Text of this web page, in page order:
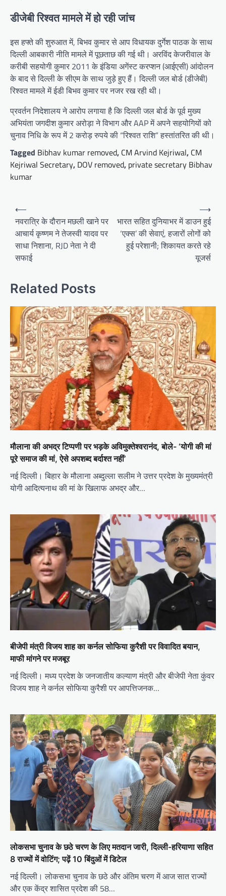
डीजेबी रिश्वत मामले में हो रही जांच
इस हफ्ते की शुरुआत में, बिभव कुमार से आप विधायक दुर्गेश पाठक के साथ
दिल्ली आबकारी नीति मामले में पूछताछ की गई थी। अरविंद केजरीवाल के
करीबी सहयोगी कुमार 2011 के इंडिया अगेंस्ट करप्शन (आईएसी) आंदोलन
के बाद से दिल्ली के सीएम के साथ जुड़े हुए हैं। दिल्ली जल बोर्ड (डीजेबी)
रिश्वत मामले में ईडी बिभव कुमार पर नजर रख रही थी।
प्रवर्तन निदेशालय ने आरोप लगाया है कि दिल्ली जल बोर्ड के पूर्व मुख्य
अभियंता जगदीश कुमार अरोड़ा ने विभाग और AAP में अपने सहयोगियों को
चुनाव निधि के रूप में 2 करोड़ रुपये की “रिश्वत राशि” हस्तांतरित की थी।
Tagged Bibhav kumar removed, CM Arvind Kejriwal, CM
Kejriwal Secretary, DOV removed, private secretary Bibhav
kumar
Post
navigation
⟵
नवरात्रि के दौरान मछली खाने पर
आचार्य कृष्णम ने तेजस्वी यादव पर
साधा निशाना, RJD नेता ने दी
सफाई
भारत सहित दुनियाभर में डाउन हुई
‘एक्स’ की सेवाएं, हजारों लोगों को
हुई परेशानी; शिकायत करते रहे
यूजर्स
⟶
Related Posts
मौलाना की अभद्र टिप्पणी पर भड़के अविमुक्तेश्वरानंद, बोले- ‘योगी की मां
पूरे समाज की मां, ऐसे अपशब्द बर्दाश्त नहीं’
नई दिल्ली। बिहार के मौलाना अब्दुल्ला सलीम ने उत्तर प्रदेश के मुख्यमंत्री
योगी आदित्यनाथ की मां के खिलाफ अभद्र और…
बीजेपी मंत्री विजय शाह का कर्नल सोफिया कुरैशी पर विवादित बयान,
माफी मांगने पर मजबूर
नई दिल्ली। मध्य प्रदेश के जनजातीय कल्याण मंत्री और बीजेपी नेता कुंवर
विजय शाह ने कर्नल सोफिया कुरैशी पर आपत्तिजनक…
लोकसभा चुनाव के छठे चरण के लिए मतदान जारी, दिल्ली-हरियाणा सहित
8 राज्यों में वोटिंग; पढ़ें 10 बिंदुओं में डिटेल
नई दिल्ली। लोकसभा चुनाव के छठे और अंतिम चरण में आज सात राज्यों
और एक केंद्र शासित प्रदेश की 58…